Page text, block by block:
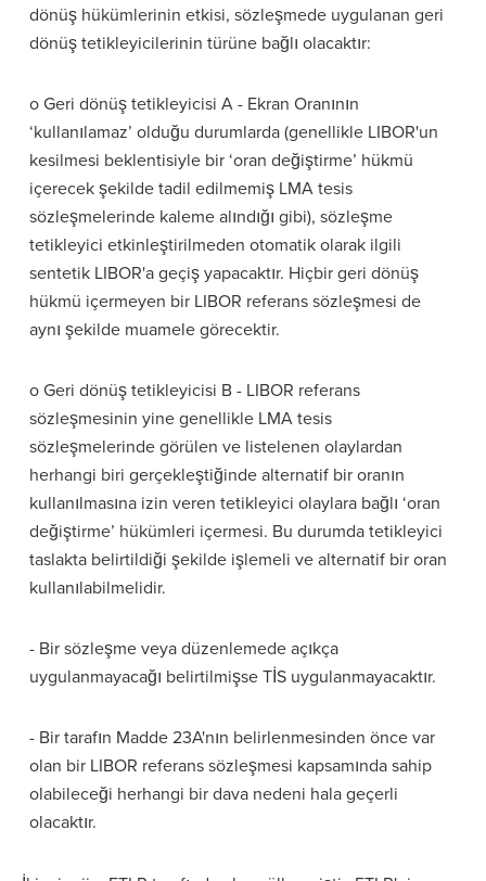
dönüş hükümlerinin etkisi, sözleşmede uygulanan geri
dönüş tetikleyicilerinin türüne bağlı olacaktır:
o Geri dönüş tetikleyicisi A - Ekran Oranının
‘kullanılamaz’ olduğu durumlarda (genellikle LIBOR'un
kesilmesi beklentisiyle bir ‘oran değiştirme’ hükmü
içerecek şekilde tadil edilmemiş LMA tesis
sözleşmelerinde kaleme alındığı gibi), sözleşme
tetikleyici etkinleştirilmeden otomatik olarak ilgili
sentetik LIBOR'a geçiş yapacaktır. Hiçbir geri dönüş
hükmü içermeyen bir LIBOR referans sözleşmesi de
aynı şekilde muamele görecektir.
o Geri dönüş tetikleyicisi B - LIBOR referans
sözleşmesinin yine genellikle LMA tesis
sözleşmelerinde görülen ve listelenen olaylardan
herhangi biri gerçekleştiğinde alternatif bir oranın
kullanılmasına izin veren tetikleyici olaylara bağlı ‘oran
değiştirme’ hükümleri içermesi. Bu durumda tetikleyici
taslakta belirtildiği şekilde işlemeli ve alternatif bir oran
kullanılabilmelidir.
- Bir sözleşme veya düzenlemede açıkça
uygulanmayacağı belirtilmişse TİS uygulanmayacaktır.
- Bir tarafın Madde 23A'nın belirlenmesinden önce var
olan bir LIBOR referans sözleşmesi kapsamında sahip
olabileceği herhangi bir dava nedeni hala geçerli
olacaktır.